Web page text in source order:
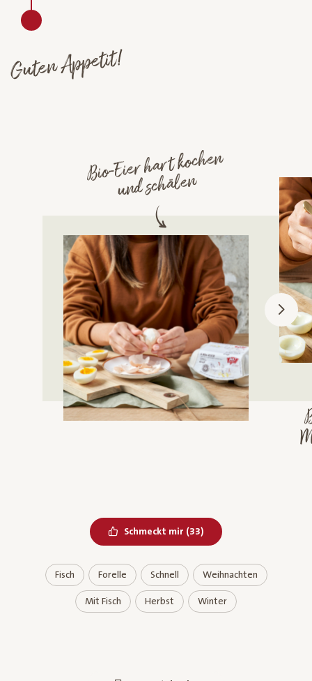
Guten Appetit!
Bio-Eier hart kochen
und schälen
Schmeckt mir Bereits geliked
(33)
Fisch Forelle Schnell Weihnachten
Mit Fisch Herbst Winter